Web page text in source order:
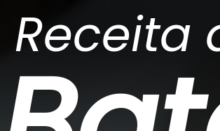
Receita